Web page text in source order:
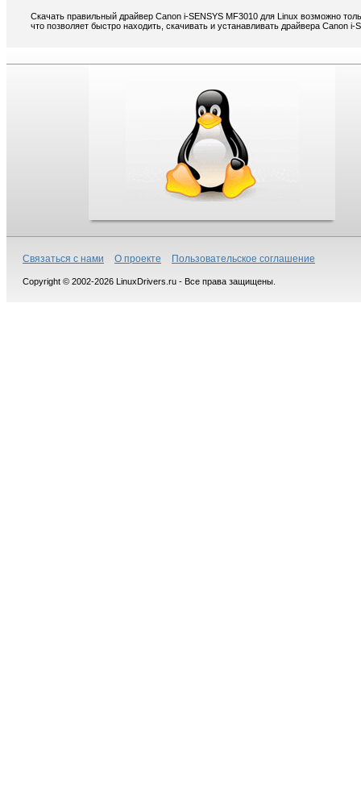
Скачать правильный драйвер Canon i-SENSYS MF3010 для Linux возможно
что позволяет быстро находить, скачивать и устанавливать драйвера Canon
Связаться с нами О проекте Пользовательское соглашение
Copyright © 2002-2026 LinuxDrivers.ru - Все права защищены.